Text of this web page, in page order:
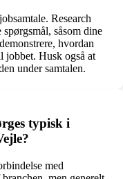
Research
såsom dine
hvordan
jobbet. Husk også at
under samtalen.
typisk i
med